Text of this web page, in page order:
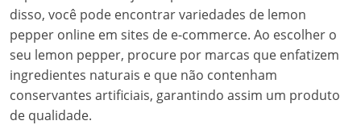
disso, você pode encontrar variedades de lemon
pepper online em sites de e-commerce. Ao escolher o
seu lemon pepper, procure por marcas que enfatizem
ingredientes naturais e que não contenham
conservantes artificiais, garantindo assim um produto
de qualidade.